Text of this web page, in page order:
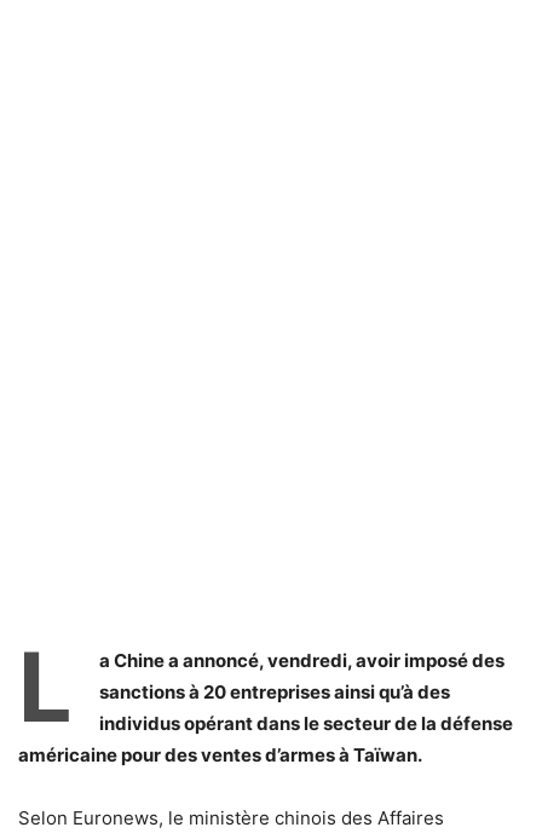
L
a Chine a annoncé, vendredi, avoir imposé des
sanctions à 20 entreprises ainsi qu’à des
individus opérant dans le secteur de la défense
américaine pour des ventes d’armes à Taïwan.
Selon Euronews, le ministère chinois des Affaires